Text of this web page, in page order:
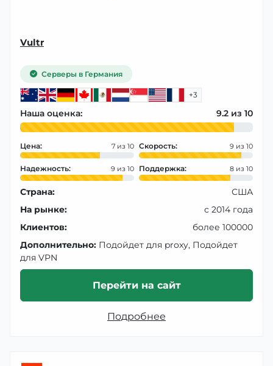
Vultr
Серверы в Германия
+3
Наша оценка: 9.2
Цена: 7 Скорость: 9
Надежность: 9 Поддержка: 8
Страна:
США
На рынке:
с 2014 года
Клиентов:
более 100000
Дополнительно: Подойдет для proxy, Подойдет
для VPN
Перейти на сайт
Подробнее